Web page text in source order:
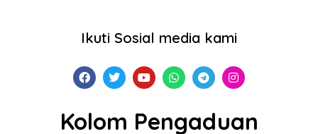
Ikuti Sosial media kami
Kolom Pengaduan